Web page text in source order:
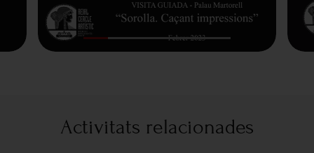
Activitats relacionades